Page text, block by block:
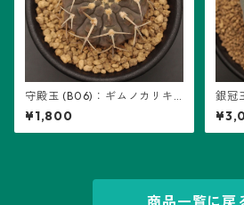
守殿玉 (B06)：ギムノカリキ
ウム属 ※実生
¥1,800
銀冠
※実
商品一覧に戻